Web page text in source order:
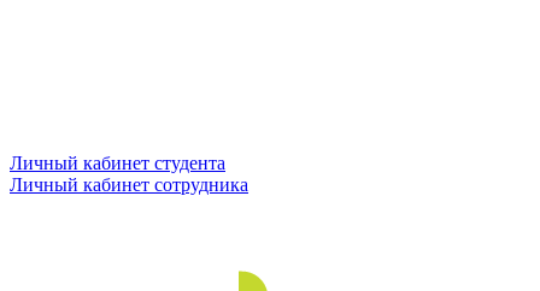
Личный кабинет студента
Личный кабинет сотрудника